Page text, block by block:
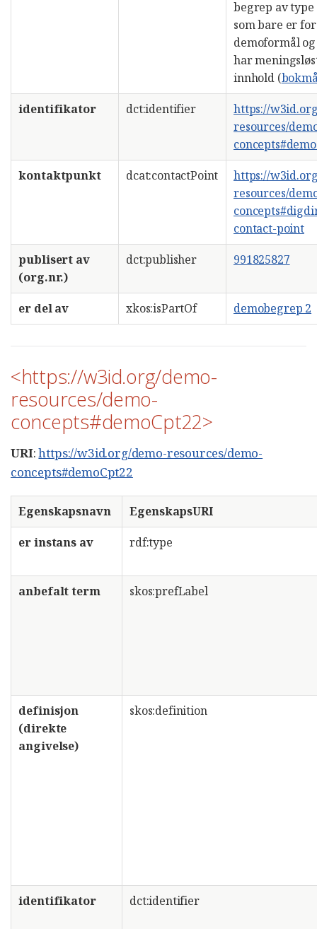
begrep av type
som bare er for
demoformål og
har
innhold (
identifikator
dct:identifier
https://
resources/
kontaktpunkt
dcat:contactPoint
https://
resources/
contact-point
publisert av
(org.nr.)
dct:publisher 991825827
er del av xkos:isPartOf demobegrep 2
<https://w3id.org/demo-
resources/demo-
concepts#demoCpt22>
URI:https://w3id.org/demo-resources/demo-
concepts#demoCpt22
Egenskapsnavn
EgenskapsURI
er instans av
rdf:type
anbefalt term skos:prefLabel
definisjon
(direkte
angivelse)
skos:definition
identifikator dct:identifier